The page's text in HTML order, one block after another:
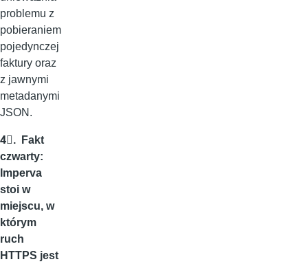
problemu z
pobieraniem
pojedynczej
faktury oraz
z jawnymi
metadanymi
JSON.
4⃣. Fakt
czwarty:
Imperva
stoi w
miejscu, w
którym
ruch
HTTPS jest